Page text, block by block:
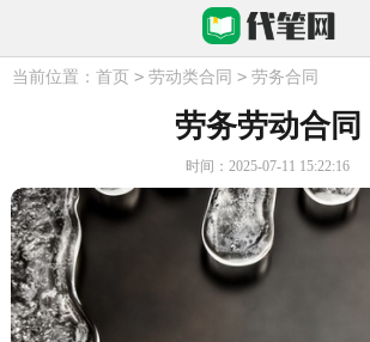
当前位置： 首页 > 劳动类合同 > 劳务合同
劳务劳动合同
时间：2025-07-11 15:22:16